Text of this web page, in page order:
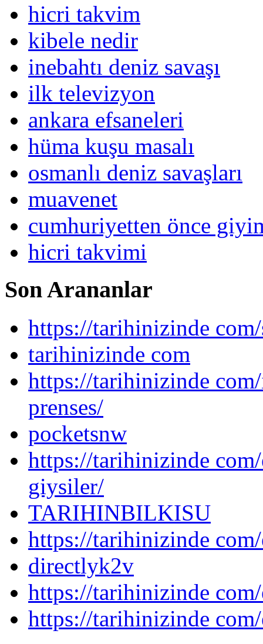
hicri takvim
kibele nedir
inebahtı deniz savaşı
ilk televizyon
ankara efsaneleri
hüma kuşu masalı
osmanlı deniz savaşları
muavenet
cumhuriyetten önce
hicri takvimi
Son Arananlar
https://tarihinizinde
tarihinizinde com
https://tarihinizinde
prenses/
pocketsnw
https://tarihinizinde
giysiler/
TARIHINBILKISU
https://tarihinizinde
directlyk2v
https://tarihinizinde
https://tarihinizinde